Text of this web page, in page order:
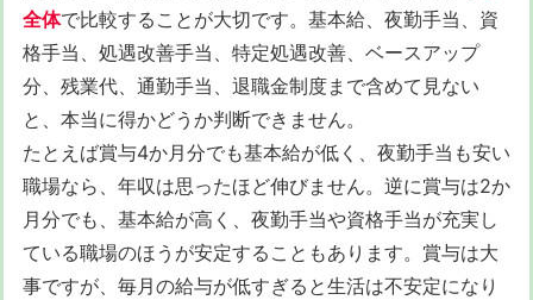
全体で比較することが大切です。基本給、夜勤手当、資
格手当、処遇改善手当、特定処遇改善、ベースアップ
分、残業代、通勤手当、退職金制度まで含めて見ない
と、本当に得かどうか判断できません。
たとえば賞与4か月分でも基本給が低く、夜勤手当も安い
職場なら、年収は思ったほど伸びません。逆に賞与は2か
月分でも、基本給が高く、夜勤手当や資格手当が充実し
ている職場のほうが安定することもあります。賞与は大
事ですが、毎月の給与が低すぎると生活は不安定になり